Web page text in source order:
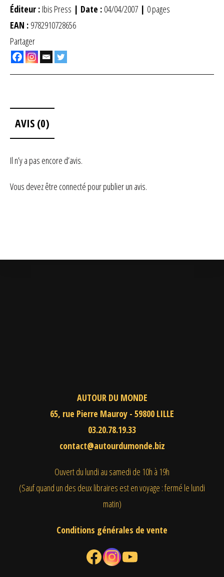
Éditeur : Ibis Press | Date : 04/04/2007 | 0 pages
EAN : 9782910728656
Partager
AVIS (0)
Il n’y a pas encore d’avis.
Vous devez être connecté pour publier un avis.
AUTOUR DU MONDE
65, rue Pierre Mauroy - 59800 LILLE
03.20.78.19.33
contact@autourdumonde.biz
Ouvert du lundi au samedi de 10h à 19h
(Sauf quand un des deux libraires est en voyage : fermé le lundi
matin)
Conditions générales de vente
Facebook Instagram YouTube